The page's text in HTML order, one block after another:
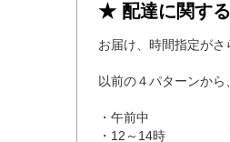
★ 配達に関す
お届け、時間指定がさ
以前の４パターンか
・午前中
・12～14時